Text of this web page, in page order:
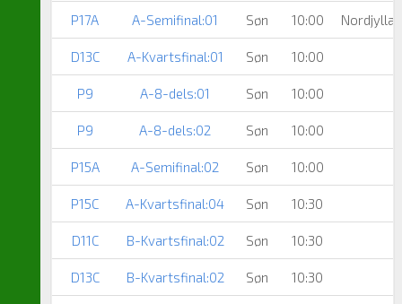
P17A A-Semifinal:01 Søn 10:00
D13C A-Kvartsfinal:01 Søn 10:00
P9 A-8-dels:01 Søn 10:00
P9 A-8-dels:02 Søn 10:00
P15A A-Semifinal:02 Søn 10:00
P15C A-Kvartsfinal:04 Søn 10:30
D11C B-Kvartsfinal:02 Søn 10:30
D13C B-Kvartsfinal:02 Søn 10:30